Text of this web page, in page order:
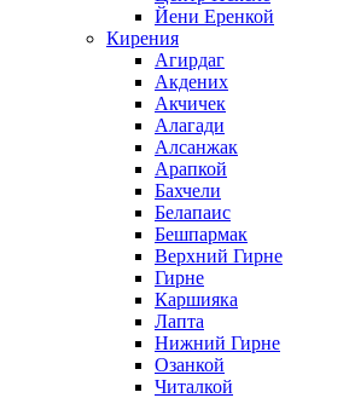
Йени Еренкой
Кирения
Агирдаг
Акдених
Акчичек
Алагади
Алсанжак
Арапкой
Бахчели
Белапаис
Бешпармак
Верхний Гирне
Гирне
Каршияка
Лапта
Нижний Гирне
Озанкой
Читалкой